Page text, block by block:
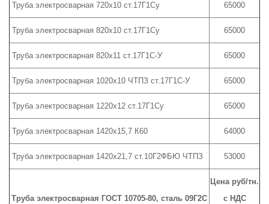
Труба электросварная 720х10 ст.17Г1Су 65000
Труба электросварная 820х10 ст.17Г1Су 65000
Труба электросварная 820х11 ст.17Г1С-У 65000
Труба электросварная 1020х10 ЧТПЗ ст.17Г1С-У 65000
Труба электросварная 1220х12 ст.17Г1Су 65000
Труба электросварная 1420х15,7 К60 64000
Труба электросварная 1420х21,7 ст.10Г2ФБЮ ЧТПЗ 53000
Труба электросварная ГОСТ 10705-80, сталь 09Г2С
Цена руб/тн.
с НДС